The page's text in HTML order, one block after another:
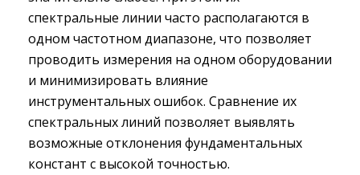
спектральные линии часто располагаются в
одном частотном диапазоне, что позволяет
проводить измерения на одном оборудовании
и минимизировать влияние
инструментальных ошибок. Сравнение их
спектральных линий позволяет выявлять
возможные отклонения фундаментальных
констант с высокой точностью.